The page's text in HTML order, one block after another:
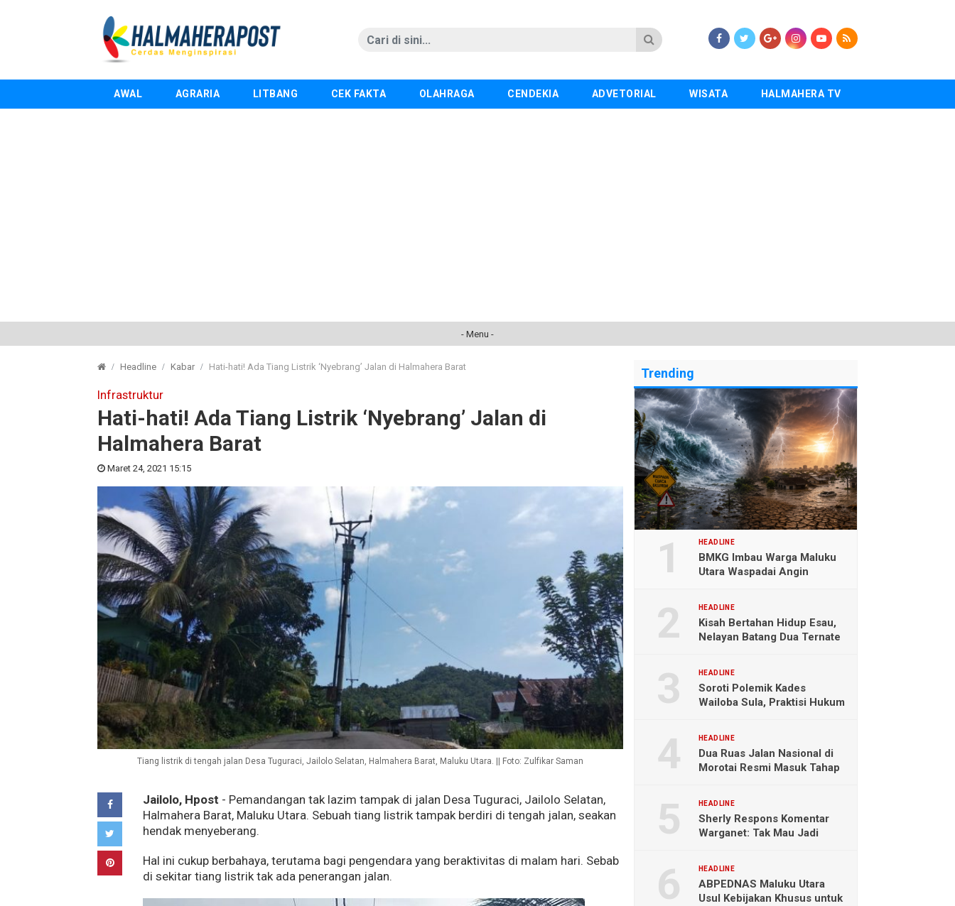
AWAL AGRARIA LITBANG CEK FAKTA OLAHRAGA CENDEKIA ADVETORIAL WISATA HALMAHERA TV
- Menu -
Headline Kabar Hati-hati! Ada Tiang Listrik ‘Nyebrang’ Jalan di Halmahera Barat
Infrastruktur
Hati-hati! Ada Tiang Listrik ‘Nyebrang’ Jalan di
Halmahera Barat
Maret 24, 2021 15:15
Tiang listrik di tengah jalan Desa Tuguraci, Jailolo Selatan, Halmahera Barat, Maluku Utara. || Foto: Zulfikar Saman
Jailolo, Hpost - Pemandangan tak lazim tampak di jalan Desa Tuguraci, Jailolo Selatan,
Halmahera Barat, Maluku Utara. Sebuah tiang listrik tampak berdiri di tengah jalan, seakan
hendak menyeberang.
Hal ini cukup berbahaya, terutama bagi pengendara yang beraktivitas di malam hari. Sebab
di sekitar tiang listrik tak ada penerangan jalan.
Trending
HEADLINE
BMKG Imbau Warga Maluku
Utara Waspadai Angin
HEADLINE
Kisah Bertahan Hidup Esau,
Nelayan Batang Dua Ternate
HEADLINE
Soroti Polemik Kades
Wailoba Sula, Praktisi Hukum
HEADLINE
Dua Ruas Jalan Nasional di
Morotai Resmi Masuk Tahap
HEADLINE
Sherly Respons Komentar
Warganet: Tak Mau Jadi
HEADLINE
ABPEDNAS Maluku Utara
Usul Kebijakan Khusus untuk